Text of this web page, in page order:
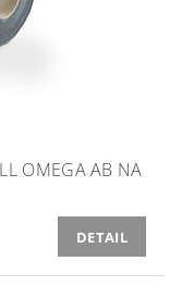
OMEGA AB NA
DETAIL